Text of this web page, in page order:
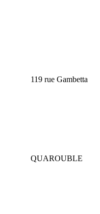
119 rue Gambetta
QUAROUBLE